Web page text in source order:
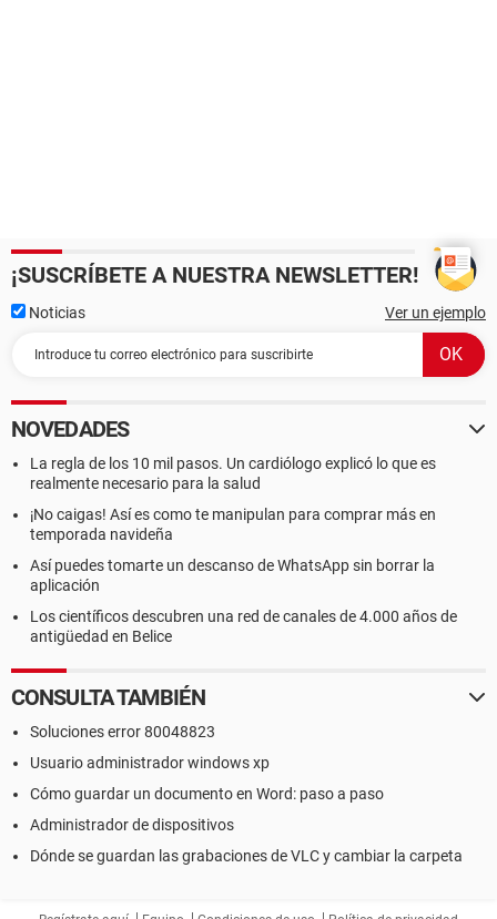
¡SUSCRÍBETE A NUESTRA NEWSLETTER!
Noticias Ver un ejemplo
NOVEDADES
La regla de los 10 mil pasos. Un cardiólogo explicó lo que es
realmente necesario para la salud
¡No caigas! Así es como te manipulan para comprar más en
temporada navideña
Así puedes tomarte un descanso de WhatsApp sin borrar la
aplicación
Los científicos descubren una red de canales de 4.000 años de
antigüedad en Belice
CONSULTA TAMBIÉN
Soluciones error 80048823
Usuario administrador windows xp
Cómo guardar un documento en Word: paso a paso
Administrador de dispositivos
Dónde se guardan las grabaciones de VLC y cambiar la carpeta